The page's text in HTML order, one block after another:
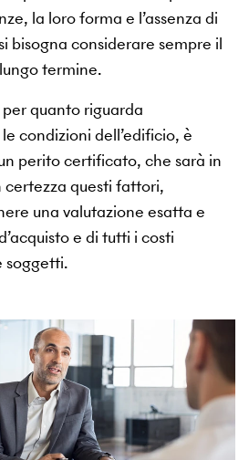
la loro forma e l’assenza di
bisogna considerare sempre il
termine.
quanto riguarda
condizioni dell’edificio, è
perito certificato, che sarà in
questi fattori,
una valutazione esatta e
e di tutti i costi
soggetti.